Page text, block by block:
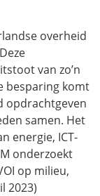
overheid
van zo’n
besparing komt
opdrachtgeven
samen. Het
energie, ICT-
onderzoekt
op milieu,
2023)